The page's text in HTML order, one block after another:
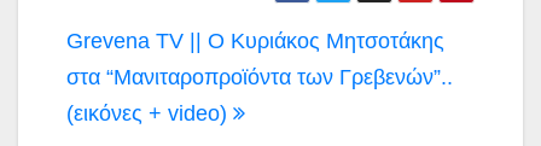
Πλοήγηση
άρθρων
Grevena TV || Ο Κυριάκος Μητσοτάκης
στα “Μανιταροπροϊόντα των Γρεβενών”..
(εικόνες + video)